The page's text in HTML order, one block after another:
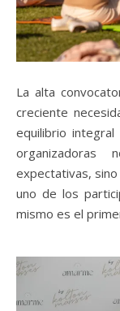
La alta
creciente
equilibrio
expectativas,
uno de los
mismo es el